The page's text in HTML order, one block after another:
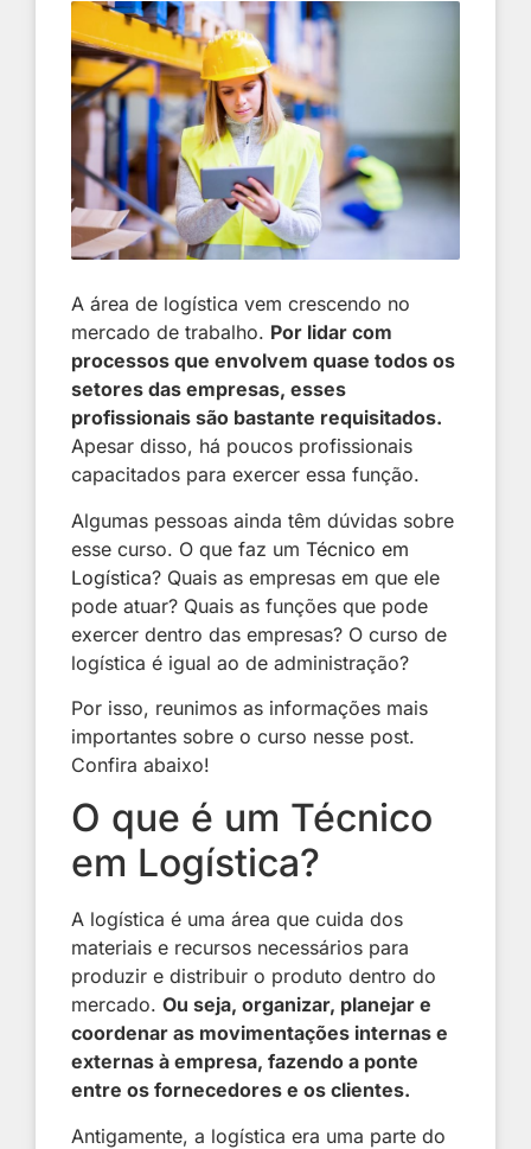
A área de logística vem crescendo no
mercado de trabalho. Por lidar com
processos que envolvem quase todos os
setores das empresas, esses
profissionais são bastante requisitados.
Apesar disso, há poucos profissionais
capacitados para exercer essa função.
Algumas pessoas ainda têm dúvidas sobre
esse curso. O que faz umTécnico em
Logística? Quais as empresas em que ele
pode atuar? Quais as funções que pode
exercer dentro das empresas? O curso de
logística é igual ao de administração?
Por isso, reunimos as informações mais
importantes sobre o curso nesse post.
Confira abaixo!
O que é um Técnico
em Logística?
A logística é uma área que cuida dos
materiais e recursos necessários para
produzir e distribuir o produto dentro do
mercado.Ou seja, organizar, planejar e
coordenar as movimentações internas e
externas à empresa, fazendo a ponte
entre os fornecedores e os clientes.
Antigamente, a logística era uma parte do